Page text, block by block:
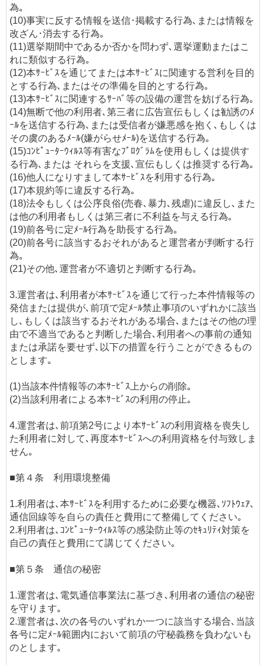
為｡
(10)事実に反する情報を送信･掲載する行為､または情報を
改ざん･消去する行為｡
(11)選挙期間中であるか否かを問わず､選挙運動またはこ
れに類似する行為｡
(12)本ｻｰﾋﾞｽを通じてまたは本ｻｰﾋﾞｽに関連する営利を目的
とする行為､またはその準備を目的とする行為｡
(13)本ｻｰﾋﾞｽに関連するｻｰﾊﾞ等の設備の運営を妨げる行為｡
(14)無断で他の利用者､第三者に広告宣伝もしくは勧誘のﾒ
ｰﾙを送信する行為､または受信者が嫌悪感を抱く､もしくは
その虞のあるﾒｰﾙ(嫌がらせﾒｰﾙ)を送信する行為｡
(15)ｺﾝﾋﾟｭｰﾀｰｳｨﾙｽ等有害なﾌﾟﾛｸﾞﾗﾑを使用もしくは提供す
る行為､または それらを支援､宣伝もしくは推奨する行為｡
(16)他人になりすまして本ｻｰﾋﾞｽを利用する行為｡
(17)本規約等に違反する行為｡
(18)法令もしくは公序良俗(売春､暴力､残虐)に違反し､また
は他の利用者もしくは第三者に不利益を与える行為｡
(19)前各号に定ﾒｰﾙ行為を助長する行為｡
(20)前各号に該当するおそれがあると運営者が判断する行
為｡
(21)その他､運営者が不適切と判断する行為｡
3.運営者は､利用者が本ｻｰﾋﾞｽを通じて行った本件情報等の
発信または提供が､前項で定ﾒｰﾙ禁止事項のいずれかに該当
し､もしくは該当するおそれがある場合､またはその他の理
由で不適当であると判断した場合､利用者への事前の通知
または承諾を要せず､以下の措置を行うことができるもの
とします｡
(1)当該本件情報等の本ｻｰﾋﾞｽ上からの削除｡
(2)当該利用者による本ｻｰﾋﾞｽの利用の停止｡
4.運営者は､前項第2号により本ｻｰﾋﾞｽの利用資格を喪失し
た利用者に対して､再度本ｻｰﾋﾞｽへの利用資格を付与致しま
せん｡
■第４条 利用環境整備
1.利用者は､本ｻｰﾋﾞｽを利用するために必要な機器､ｿﾌﾄｳｪｱ､
通信回線等を自らの責任と費用にて整備してください｡
2.利用者は､ｺﾝﾋﾟｭｰﾀｰｳｨﾙｽ等の感染防止等のｾｷｭﾘﾃｨ対策を
自己の責任と費用にて講じてください｡
■第５条 通信の秘密
1.運営者は､電気通信事業法に基づき､利用者の通信の秘密
を守ります｡
2.運営者は､次の各号のいずれか一つに該当する場合､当該
各号に定ﾒｰﾙ範囲内において前項の守秘義務を負わないも
のとします｡